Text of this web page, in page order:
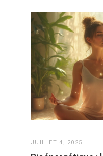
JUILLET 4, 2025